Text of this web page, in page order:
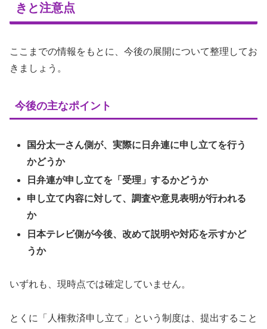
きと注意点
ここまでの情報をもとに、今後の展開について整理してお
きましょう。
今後の主なポイント
国分太一さん側が、実際に日弁連に申し立てを行う
かどうか
日弁連が申し立てを「受理」するかどうか
申し立て内容に対して、調査や意見表明が行われる
か
日本テレビ側が今後、改めて説明や対応を示すかど
うか
いずれも、現時点では確定していません。
とくに「人権救済申し立て」という制度は、提出すること